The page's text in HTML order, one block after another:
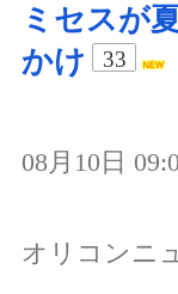
ミセスが
かけ
33
08月10日
オリコンニ